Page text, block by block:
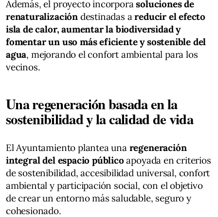
Además, el proyecto incorporasoluciones de
renaturalizacióndestinadas areducir el efecto
isla de calor, aumentar la biodiversidad y
fomentar un uso más eficiente y sostenible del
agua, mejorando el confort ambiental para los
vecinos.
Una regeneración basada en la
sostenibilidad y la calidad de vida
El Ayuntamiento plantea una regeneración
integral del espacio públicoapoyada en criterios
de sostenibilidad, accesibilidad universal, confort
ambiental y participación social, con el objetivo
de crear un entorno más saludable, seguro y
cohesionado.